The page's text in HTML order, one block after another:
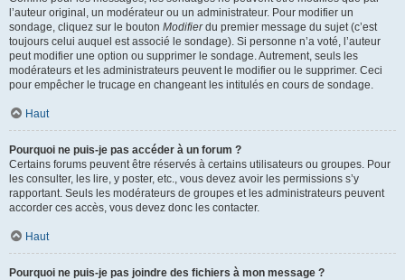
l’auteur original, un modérateur ou un administrateur. Pour modifier un
sondage, cliquez sur le bouton Modifierdu premier message du sujet (c’est
toujours celui auquel est associé le sondage). Si personne n’a voté, l’auteur
peut modifier une option ou supprimer le sondage. Autrement, seuls les
modérateurs et les administrateurs peuvent le modifier ou le supprimer. Ceci
pour empêcher le trucage en changeant les intitulés en cours de sondage.
Haut
Pourquoi ne puis-je pas accéder à un forum ?
Certains forums peuvent être réservés à certains utilisateurs ou groupes. Pour
les consulter, les lire, y poster, etc., vous devez avoir les permissions s’y
rapportant. Seuls les modérateurs de groupes et les administrateurs peuvent
accorder ces accès, vous devez donc les contacter.
Haut
Pourquoi ne puis-je pas joindre des fichiers à mon message ?